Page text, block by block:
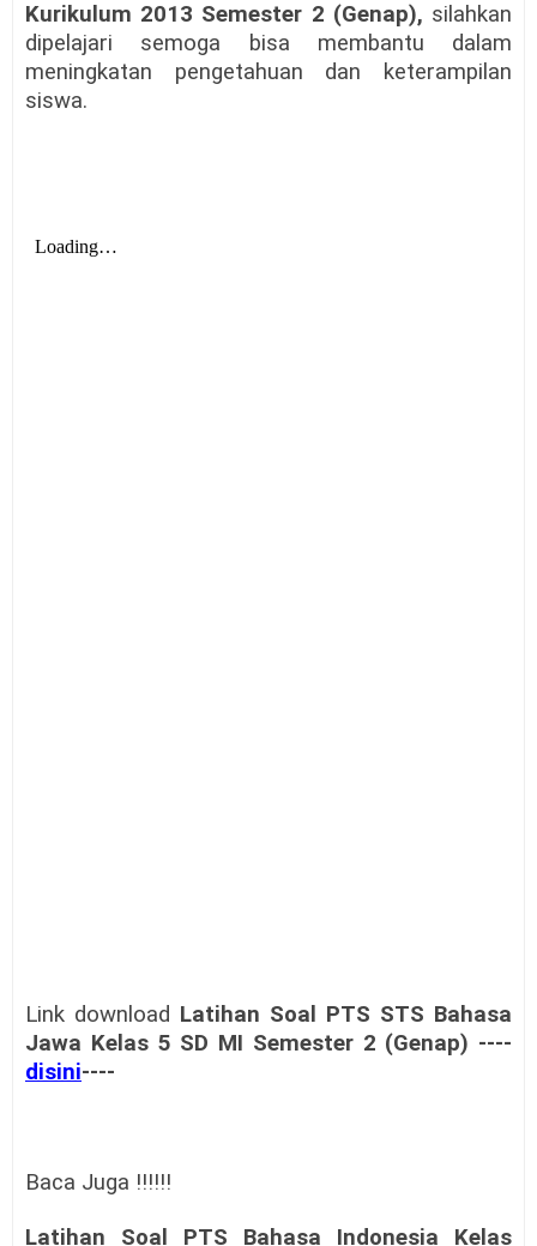
Kurikulum 2013 Semester 2 (Genap), silahkan
dipelajari semoga bisa membantu dalam
meningkatan pengetahuan dan keterampilan
siswa.
Link download Latihan Soal PTS STS Bahasa
Jawa Kelas 5 SD MI Semester 2 (Genap) ----
disini----
Baca Juga !!!!!!
Latihan Soal PTS Bahasa Indonesia Kelas